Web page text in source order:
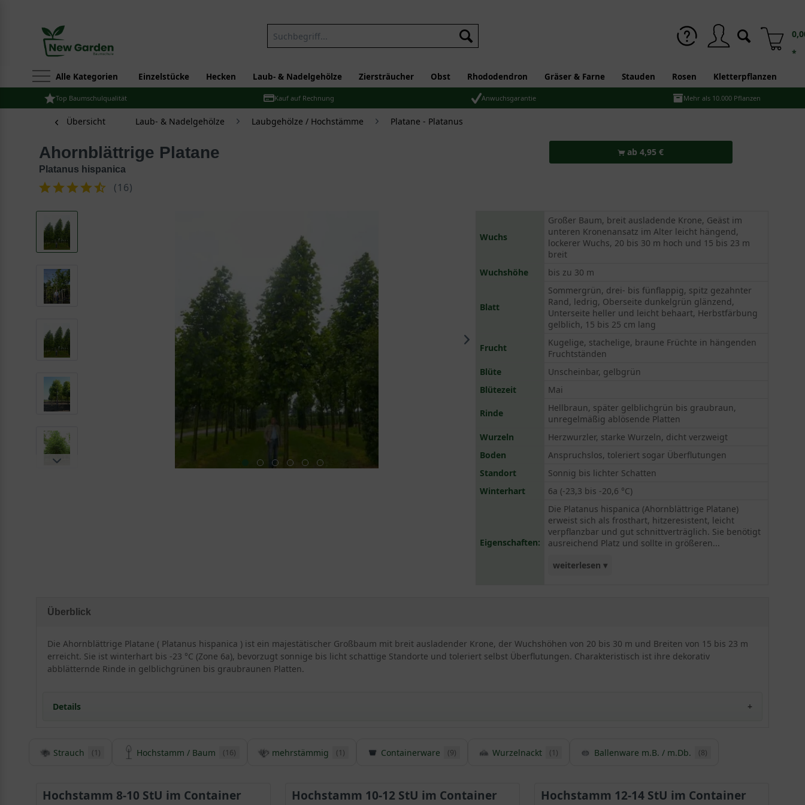
*
Alle Kategorien Einzelstücke Hecken Laub- & Nadelgehölze Ziersträucher Obst Rhododendron Gräser & Farne Stauden Rosen Kletterpflanzen
Top Baumschulqualität Kauf auf Rechnung Anwuchsgarantie Mehr als 10.000 Pflanzen
Übersicht Laub- & Nadelgehölze Laubgehölze / Hochstämme Platane - Platanus
Ahornblättrige Platane
Platanus hispanica
(16)
ab 4,95 €
Wuchs
Großer Baum, breit ausladende Krone, Geäst im
unteren Kronenansatz im Alter leicht hängend,
lockerer Wuchs, 20 bis 30 m hoch und 15 bis 23 m
breit
Wuchshöhe
bis zu 30 m
Blatt
Sommergrün, drei- bis fünflappig, spitz gezahnter
Rand, ledrig, Oberseite dunkelgrün glänzend,
Unterseite heller und leicht behaart, Herbstfärbung
gelblich, 15 bis 25 cm lang
Frucht
Kugelige, stachelige, braune Früchte in hängenden
Fruchtständen
Blüte
Unscheinbar, gelbgrün
Blütezeit
Mai
Rinde
Hellbraun, später gelblichgrün bis graubraun,
unregelmäßig ablösende Platten
Wurzeln
Herzwurzler, starke Wurzeln, dicht verzweigt
Boden
Anspruchslos, toleriert sogar Überflutungen
Standort
Sonnig bis lichter Schatten
Winterhart
6a (-23,3 bis -20,6 °C)
Eigenschaften:
Die Platanus hispanica (Ahornblättrige Platane)
erweist sich als frosthart, hitzeresistent, leicht
verpflanzbar und gut schnittverträglich. Sie benötigt
ausreichend Platz und sollte in größeren...
weiterlesen ▾
Überblick
Die Ahornblättrige Platane ( Platanus hispanica ) ist ein majestätischer Großbaum mit breit ausladender Krone, der Wuchshöhen von 20 bis 30 m und Breiten von 15 bis 23 m
erreicht. Sie ist winterhart bis -23 °C (Zone 6a), bevorzugt sonnige bis licht schattige Standorte und toleriert selbst Überflutungen. Charakteristisch ist ihre dekorativ
abblätternde Rinde in gelblichgrünen bis graubraunen Platten.
Details
Die Ahornblättrige Platane ist eine sehr alte Züchtung und gilt als robust
Das Blatt der Ahornblättrigen Platane wirkt ledrig derb und bringt Exotik
Strauch (1) Hochstamm / Baum (16) mehrstämmig (1) Containerware (9) Wurzelnackt (1) Ballenware m.B. / m.Db. (8)
Hochstamm 8-10 StU im Container Hochstamm 10-12 StU im Container Hochstamm 12-14 StU im Container